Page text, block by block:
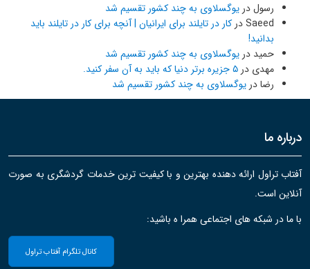
رسولدر یوگسلاوی به چند کشور تقسیم شد
Saeedدر کار در تایلند برای ایرانیان | آنچه برای کار در تایلند باید
بدانید!
حمید در یوگسلاوی به چند کشور تقسیم شد
مهدی در ۵ جزیره برتر دنیا که باید به آن سفر کنید.
رضادر یوگسلاوی به چند کشور تقسیم شد
درباره ما
آفتاب تراول ارائه دهنده بهترین و با کیفیت ترین خدمات گردشگری به صورت
آنلاین است.
با ما در شبکه های اجتماعی همرا ه باشید:
کانال تلگرام آفتاب تراول